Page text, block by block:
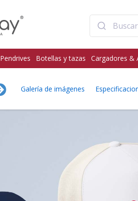
Pendrives Botellas y tazas Cargadores &
Galería de imágenes